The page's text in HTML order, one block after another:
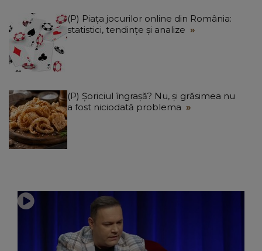
(P) Piața jocurilor online din România:
statistici, tendințe și analize
(P) Șoriciul îngrașă? Nu, și grăsimea nu
a fost niciodată problema